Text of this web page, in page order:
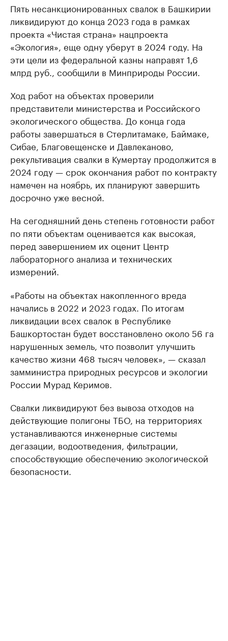
Пять несанкционированных свалок в Башкирии
ликвидируют до конца 2023 года в рамках
проекта «Чистая страна» нацпроекта
«Экология», еще одну уберут в 2024 году. На
эти цели из федеральной казны направят 1,6
млрд руб., сообщили в Минприроды России.
Ход работ на объектах проверили
представители министерства и Российского
экологического общества. До конца года
работы завершаться в Стерлитамаке, Баймаке,
Сибае, Благовещенске и Давлеканово,
рекультивация свалки в Кумертау продолжится в
2024 году — срок окончания работ по контракту
намечен на ноябрь, их планируют завершить
досрочно уже весной.
На сегодняшний день степень готовности работ
по пяти объектам оценивается как высокая,
перед завершением их оценит Центр
лабораторного анализа и технических
измерений.
«Работы на объектах накопленного вреда
начались в 2022 и 2023 годах. По итогам
ликвидации всех свалок в Республике
Башкортостан будет восстановлено около 56 га
нарушенных земель, что позволит улучшить
качество жизни 468 тысяч человек», — сказал
замминистра природных ресурсов и экологии
России Мурад Керимов.
Свалки ликвидируют без вывоза отходов на
действующие полигоны ТБО, на территориях
устанавливаются инженерные системы
дегазации, водоотведения, фильтрации,
способствующие обеспечению экологической
безопасности.